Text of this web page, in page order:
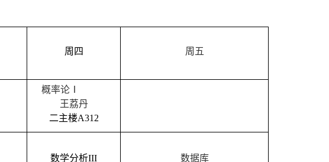
周 四 周五
概率论Ⅰ
王荔丹
二主楼A312
数学分析III
数据库